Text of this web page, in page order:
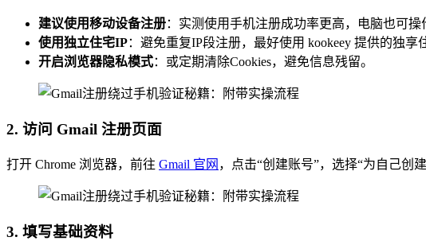
建议使用移动设备注册：实测使用手机注册成功率更高，电脑也可操
使用独立住宅IP：避免重复IP段注册，最好使用 kookeey 提供的独享
开启浏览器隐私模式：或定期清除Cookies，避免信息残留。
2. 访问 Gmail 注册页面
打开 Chrome 浏览器，前往 Gmail 官网 ，点击“创建账号”，选择“为自己创建
3. 填写基础资料